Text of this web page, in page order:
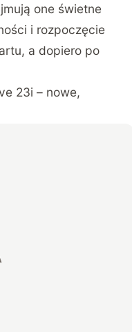
one świetne
i rozpoczęcie
a dopiero po
23i – nowe,